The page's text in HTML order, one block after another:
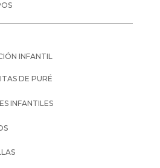
INFANTIL
DE PURÉ
INFANTILES